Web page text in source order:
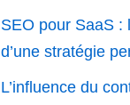
SEO pour SaaS :
d’une stratégie
L’influence du